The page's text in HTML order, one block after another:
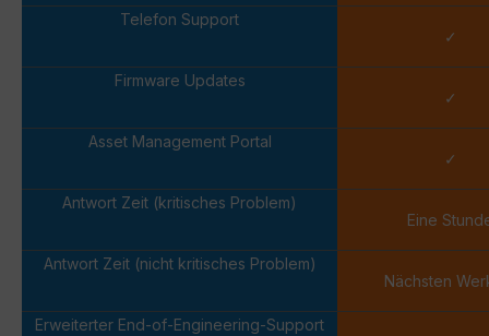
Telefon Support
✓
Firmware Updates
✓
Asset Management Portal
✓
Antwort Zeit (kritisches Problem)
Eine
Antwort Zeit (nicht kritisches Problem)
Nächsten
Erweiterter End-of-Engineering-Support